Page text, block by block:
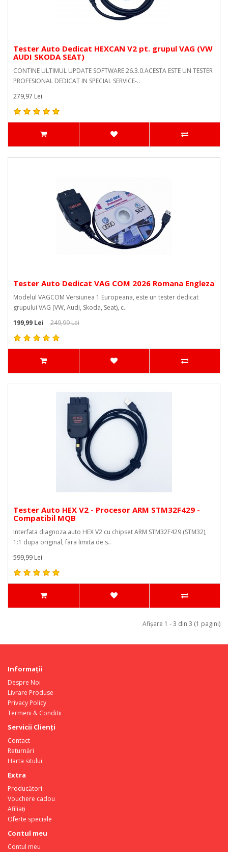
Tester Auto Dedicat HEXCAN V2 pt. grupul VAG (VW
AUDI SKODA SEAT)
CONTINE ULTIMUL UPDATE SOFTWARE 26.3.0.ACESTA ESTE UN TESTER
PROFESIONAL DEDICAT IN SPECIAL SERVICE-..
279,97 Lei
Tester Auto Dedicat VAG COM 2026 Romana Engleza
Modelul VAGCOM Versiunea 1 Europeana, este un tester dedicat
grupului VAG (VW, Audi, Skoda, Seat), c..
199,99 Lei
249,99 Lei
Tester Auto HEX V2 - Procesor ARM STM32F429 -
Compatibil MQB
Interfata diagnoza auto HEX V2 cu chipset ARM STM32F429 (STM32),
1:1 dupa original, fara limita de s..
599,99 Lei
Afişare 1 - 3 din 3 (1 pagini)
Informaţii
Despre Noi
Livrare Produse
Privacy Policy
Termeni & Conditii
Servicii Clienţi
Contact
Returnări
Harta sitului
Extra
Producători
Vouchere cadou
Afiliaţi
Oferte speciale
Contul meu
Contul meu